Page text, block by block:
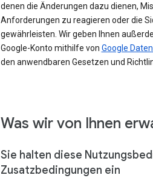
denen die Änderungen dazu dienen,
Anforderungen zu reagieren oder die
gewährleisten. Wir geben Ihnen
Google-Konto mithilfe von Google
den anwendbaren Gesetzen und
Was wir von Ihnen
Sie halten diese
Zusatzbedingungen ein